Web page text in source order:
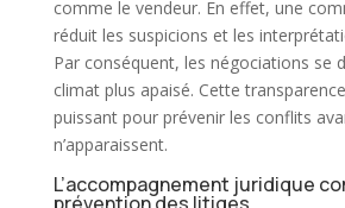
comme le vendeur. En effet, une
réduit les suspicions et les
Par conséquent, les négociations se
climat plus apaisé. Cette
puissant pour prévenir les conflits
n’apparaissent.
L’accompagnement juridique